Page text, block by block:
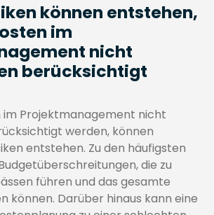
können entstehen,
im
nicht
berücksichtigt
im Projektmanagement nicht
werden, können
entstehen. Zu den häufigsten
die zu
führen und das gesamte
können. Darüber hinaus kann eine